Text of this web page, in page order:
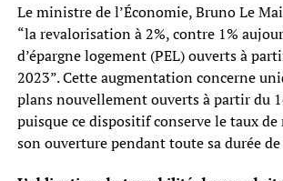
Le ministre de l’Économie, Bruno Le
“la revalorisation à 2%, contre 1%
d’épargne logement (PEL) ouverts à
2023”. Cette augmentation concerne
plans nouvellement ouverts à partir du
puisque ce dispositif conserve le taux
son ouverture pendant toute sa durée